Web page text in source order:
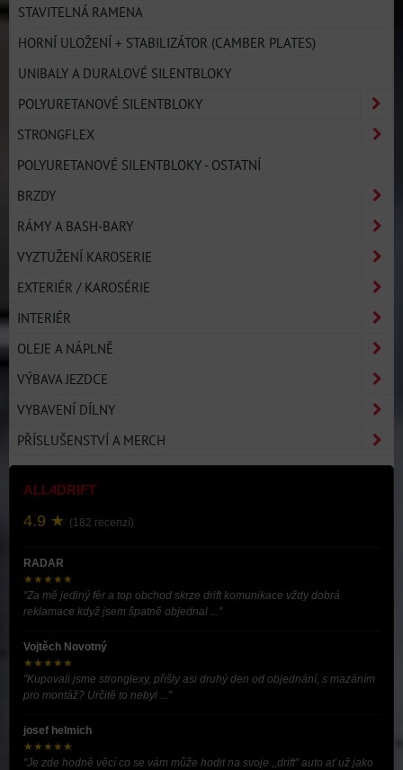
STAVITELNÁ RAMENA
HORNÍ ULOŽENÍ + STABILIZÁTOR (CAMBER PLATES)
UNIBALY A DURALOVÉ SILENTBLOKY
POLYURETANOVÉ SILENTBLOKY
STRONGFLEX
POLYURETANOVÉ SILENTBLOKY - OSTATNÍ
BRZDY
RÁMY A BASH-BARY
VYZTUŽENÍ KAROSERIE
EXTERIÉR / KAROSÉRIE
INTERIÉR
OLEJE A NÁPLNĚ
VÝBAVA JEZDCE
VYBAVENÍ DÍLNY
PŘÍSLUŠENSTVÍ A MERCH
ALL4DRIFT
4.9 ★ (182 recenzí)
RADAR
★★★★★
"Za mě jediný fér a top obchod skrze drift komunikace vždy dobrá
reklamace když jsem špatně objednal ..."
Vojtěch Novotný
★★★★★
"Kupovali jsme stronglexy, přišly asi druhý den od objednání, s mazáním
pro montáž? Určitě to nebyl ..."
josef helmich
★★★★★
"Je zde hodně věcí co se vám může hodit na svoje ,,drift” auto ať už jako